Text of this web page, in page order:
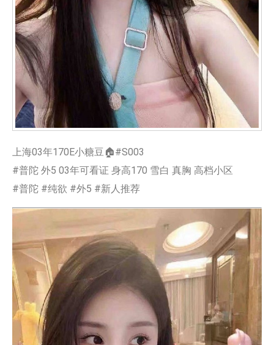
上海03年170E小糖豆🏠#S003
#普陀 外5 03年可看证 身高170 雪白 真胸 高档小区
#普陀 #纯欲 #外5 #新人推荐